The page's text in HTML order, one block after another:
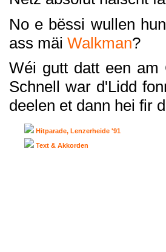
No e bëssi wullen
ass mäi Walkman?
Wéi gutt datt een am
Schnell war d'Lidd
deelen et dann hei fir
Hitparade, Lenzerheide '91
Text & Akkorden